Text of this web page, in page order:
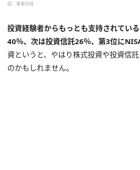
図：筆者作成
投資経験者からもっとも支持されてい
40％、次は投資信託26％、第3位に
資というと、やはり株式投資や投資信
のかもしれません。